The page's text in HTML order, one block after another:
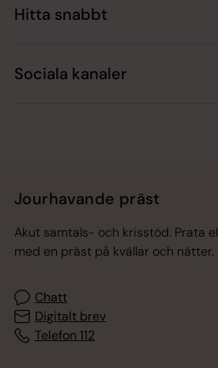
Hitta snabbt
Sociala kanaler
Jourhavande präst
Akut samtals- och krisstöd. Prata
med en präst på kvällar och nätter.
Chatt
Digitalt brev
Telefon 112